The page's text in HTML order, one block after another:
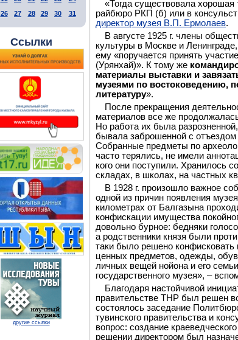
26 27 28 29 30 31
Ссылки
другие ссылки
«Тогда существовала
райбюро РКП (б) или в
директор музея В.П. Ермолаев.
В августе 1925 г. члены
культуры в Москве и
ему «поручается принять
(Урянхай)». К тому же
материалы выставки и
музеями по востоковедению,
литературу».
После прекращения
материалов все же
Но работа их была
бывала заброшенной с отъездом
Собранные предметы по
часто терялись, не имели
кого они поступили. Хранилось
складах, в школах, на частных
В 1928 г. произошло важное
одной из причин появления
километрах от Балгазына
конфискации имущества
довольно бурное: бедняки
а родственники князя были
таки было решено
ценных предметов, одежды,
личных вещей нойона и его
государственного музея», –
Благодаря настойчивой
правительстве ТНР был решен
состоялось заседание
тувинского правительства и
вопрос: создание
решении директором был